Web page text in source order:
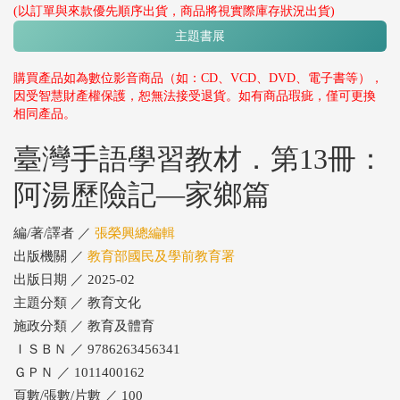
(以訂單與來款優先順序出貨，商品將視實際庫存狀況出貨)
主題書展
購買產品如為數位影音商品（如：CD、VCD、DVD、電子書等），
因受智慧財產權保護，恕無法接受退貨。如有商品瑕疵，僅可更換
相同產品。
臺灣手語學習教材．第13冊：
阿湯歷險記—家鄉篇
編/著/譯者 ／ 張榮興總編輯
出版機關 ／ 教育部國民及學前教育署
出版日期 ／ 2025-02
主題分類 ／ 教育文化
施政分類 ／ 教育及體育
ＩＳＢＮ ／ 9786263456341
ＧＰＮ ／ 1011400162
頁數/張數/片數 ／ 100